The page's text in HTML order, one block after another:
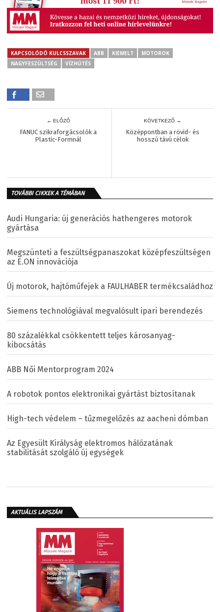
KAPCSOLÓDÓ KULCSSZAVAK ABB KIEMELT
MOTOROK
NAGYFESZÜLTSÉG
VÍZHŰTÉS
← ELŐZŐ
FANUC szikraforgácsolók a
Plastic-Formnál
KÖVETKEZŐ →
Középpontban a rövid- és
hosszú távú célok
TOVÁBBI CIKKEK A TÉMÁBAN
Audi Hungaria: új generációs hathengeres motorok
gyártása
Megszünteti a feszültségpanaszokat középfeszültségen
az E.ON innovációja
Új motorok, hajtóműfejek a FAULHABER termékcsaládhoz
Siemens technológiával megvalósult ipari berendezés
80 százalékkal csökkentett teljes károsanyag-
kibocsátás
ABB Női Mentorprogram 2024
A robotok pontos elektronikai gyártást biztosítanak
High-tech védelem – tűzmegelőzés az aacheni dómban
Az Egyesült Királyság elektromos hálózatának
stabilitását szolgáló új egységek
AKTUÁLIS LAPSZÁM